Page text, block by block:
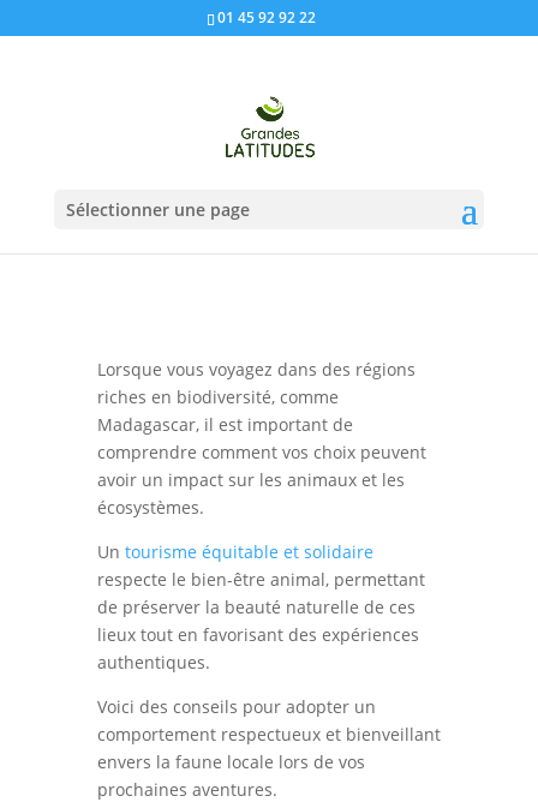
01 45 92 92 22
Sélectionner une page
Lorsque vous voyagez dans des régions
riches en biodiversité, comme
Madagascar, il est important de
comprendre comment vos choix peuvent
avoir un impact sur les animaux et les
écosystèmes.
Un tourisme équitable et solidaire
respecte le bien-être animal, permettant
de préserver la beauté naturelle de ces
lieux tout en favorisant des expériences
authentiques.
Voici des conseils pour adopter un
comportement respectueux et bienveillant
envers la faune locale lors de vos
prochaines aventures.